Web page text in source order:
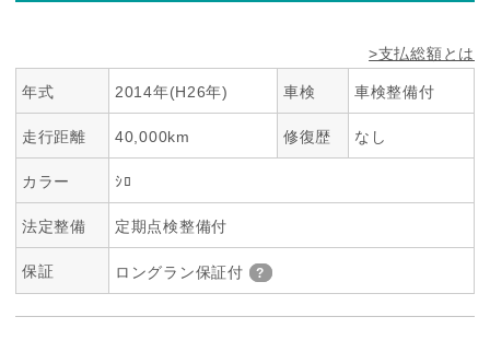
>支払総額とは
年式 2014年(H26年) 車検 車検整備付
走行距離 40,000km 修復歴 なし
カラー ｼﾛ
法定整備 定期点検整備付
保証 ロングラン保証付